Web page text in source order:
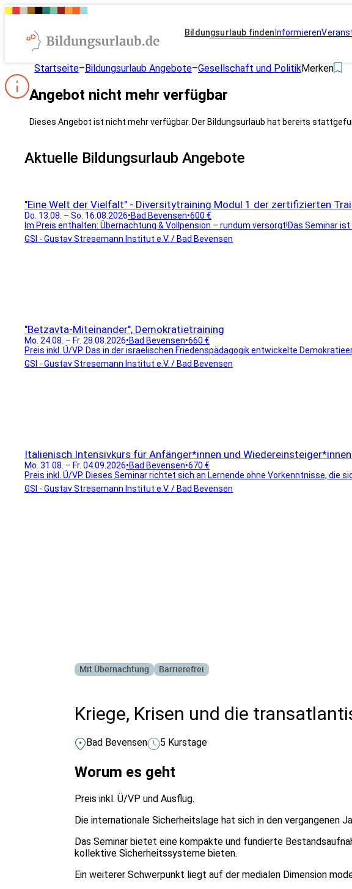
Bildungsurlaub finden Informieren
Startseite–Bildungsurlaub Angebote–Gesellschaft und PolitikMerken
Angebot nicht mehr verfügbar
Dieses Angebot ist nicht mehr verfügbar. Der Bildungsurlaub hat bereits
Aktuelle Bildungsurlaub Angebote
"Eine Welt der Vielfalt" - Diversitytraining Modul 1 der zertifizierten
Do. 13.08. – So. 16.08.2026•Bad Bevensen•600 €
Im Preis enthalten: Übernachtung & Vollpension – rundum versorgt!Das Seminar ist
GSI - Gustav Stresemann Institut e.V. / Bad Bevensen
"Betzavta-Miteinander", Demokratietraining
Mo. 24.08. – Fr. 28.08.2026•Bad Bevensen•660 €
Preis inkl. Ü/VP. Das in der israelischen Friedenspädagogik entwickelte
GSI - Gustav Stresemann Institut e.V. / Bad Bevensen
Italienisch Intensivkurs für Anfänger*innen und
Mo. 31.08. – Fr. 04.09.2026•Bad Bevensen•670 €
Preis inkl. Ü/VP. Dieses Seminar richtet sich an Lernende ohne Vorkenntnisse, die
GSI - Gustav Stresemann Institut e.V. / Bad Bevensen
Mit Übernachtung Barrierefrei
Kriege, Krisen und die
Bad Bevensen 5 Kurstage
Worum es geht
Preis inkl. Ü/VP und Ausflug.
Die internationale Sicherheitslage hat sich in den vergangenen
Das Seminar bietet eine kompakte und fundierte
kollektive Sicherheitssysteme bieten.
Ein weiterer Schwerpunkt liegt auf der medialen Dimension